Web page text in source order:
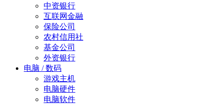
中资银行
互联网金融
保险公司
农村信用社
基金公司
外资银行
电脑 / 数码
游戏主机
电脑硬件
电脑软件